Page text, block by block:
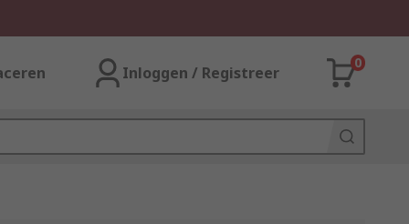
Inloggen / Registreer
0